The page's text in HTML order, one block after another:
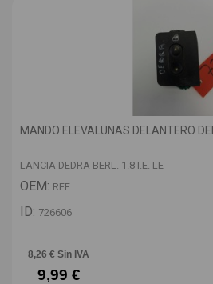
MANDO ELEVALUNAS DELANTERO
LANCIA DEDRA BERL. 1.8 I.E. LE
OEM: REF
ID: 726606
8,26 € Sin IVA
9,99 €